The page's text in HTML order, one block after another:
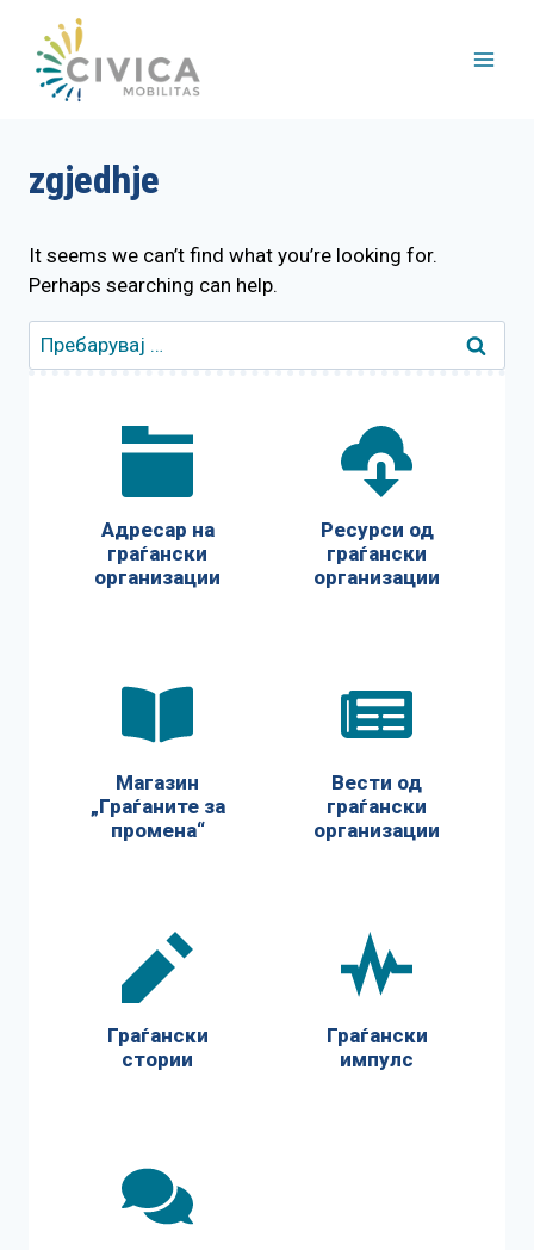
content
zgjedhje
It seems we can’t find what you’re looking for.
Perhaps searching can help.
Пребарувај
за:
Адресар на
граѓански
организации
Ресурси од
граѓански
организации
Магазин
„Граѓаните за
промена“
Вести од
граѓански
организации
Граѓански
стории
Граѓански
импулс